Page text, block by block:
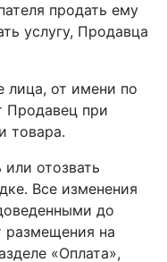
продать ему
услугу, Продавца
лица, от имени по
Продавец при
товара.
отозвать
Все изменения
до
размещения на
«Оплата»,